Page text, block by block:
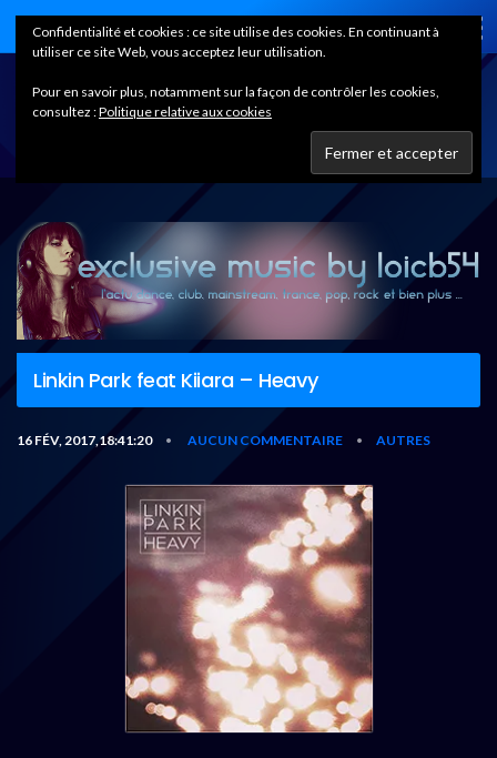
Home
Linkin Park feat Kiiara – Heavy
16 FÉV, 2017,18:41:20 • AUCUN COMMENTAIRE • AUTRES
Confidentialité et cookies : ce site utilise des cookies. En continuant à
utiliser ce site Web, vous acceptez leur utilisation.
Pour en savoir plus, notamment sur la façon de contrôler les cookies,
consultez :Politique relative aux cookies